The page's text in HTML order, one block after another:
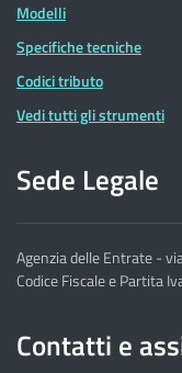
Modelli
Specifiche tecniche
Codici tributo
Vedi tutti gli strumenti
Sede Legale
Agenzia delle Entrate -
Codice Fiscale e Partita
Contatti e